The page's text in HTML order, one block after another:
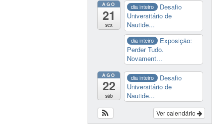
AGO
21
sex
dia inteiro
Desafio
Universitário de
Nautide...
dia inteiro
Exposição:
Perder Tudo.
Novament...
AGO
22
sáb
dia inteiro
Desafio
Universitário de
Nautide...
Ver calendário